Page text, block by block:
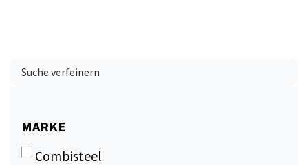
Suche verfeinern
MARKE
MARKE
Combisteel